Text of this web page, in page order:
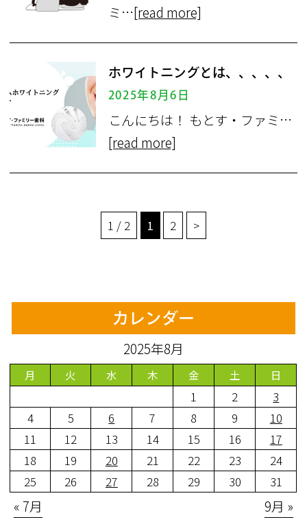
ミ…[read more]
ホワイトニングとは、、、、、
2025年8月6日
こんにちは！ もとす・ファミ…
[read more]
1 / 2 1 2 >
カレンダー
2025年8月
月 火 水 木 金 土 日
1 2
3
4
5 6 7 8 9
10
11
12 13 14 15 16
17
18
19 20 21 22 23
24
25
26 27 28 29 30 31
« 7月 9月 »